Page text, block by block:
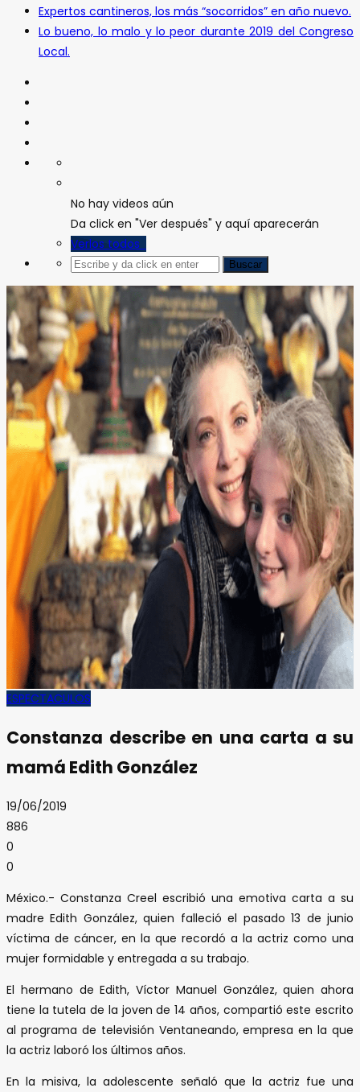
Expertos cantineros, los más “socorridos” en año nuevo.
Lo bueno, lo malo y lo peor durante 2019 del Congreso
Local.
No hay videos aún
Da click en "Ver después" y aquí aparecerán
Verlos todos
ESPECTACULOS
Constanza describe en una carta a su
mamá Edith González
19/06/2019
886
0
0
México.- Constanza Creel escribió una emotiva carta a su
madre Edith González, quien falleció el pasado 13 de junio
víctima de cáncer, en la que recordó a la actriz como una
mujer formidable y entregada a su trabajo.
El hermano de Edith, Víctor Manuel González, quien ahora
tiene la tutela de la joven de 14 años, compartió este escrito
al programa de televisión Ventaneando, empresa en la que
la actriz laboró los últimos años.
En la misiva, la adolescente señaló que la actriz fue una